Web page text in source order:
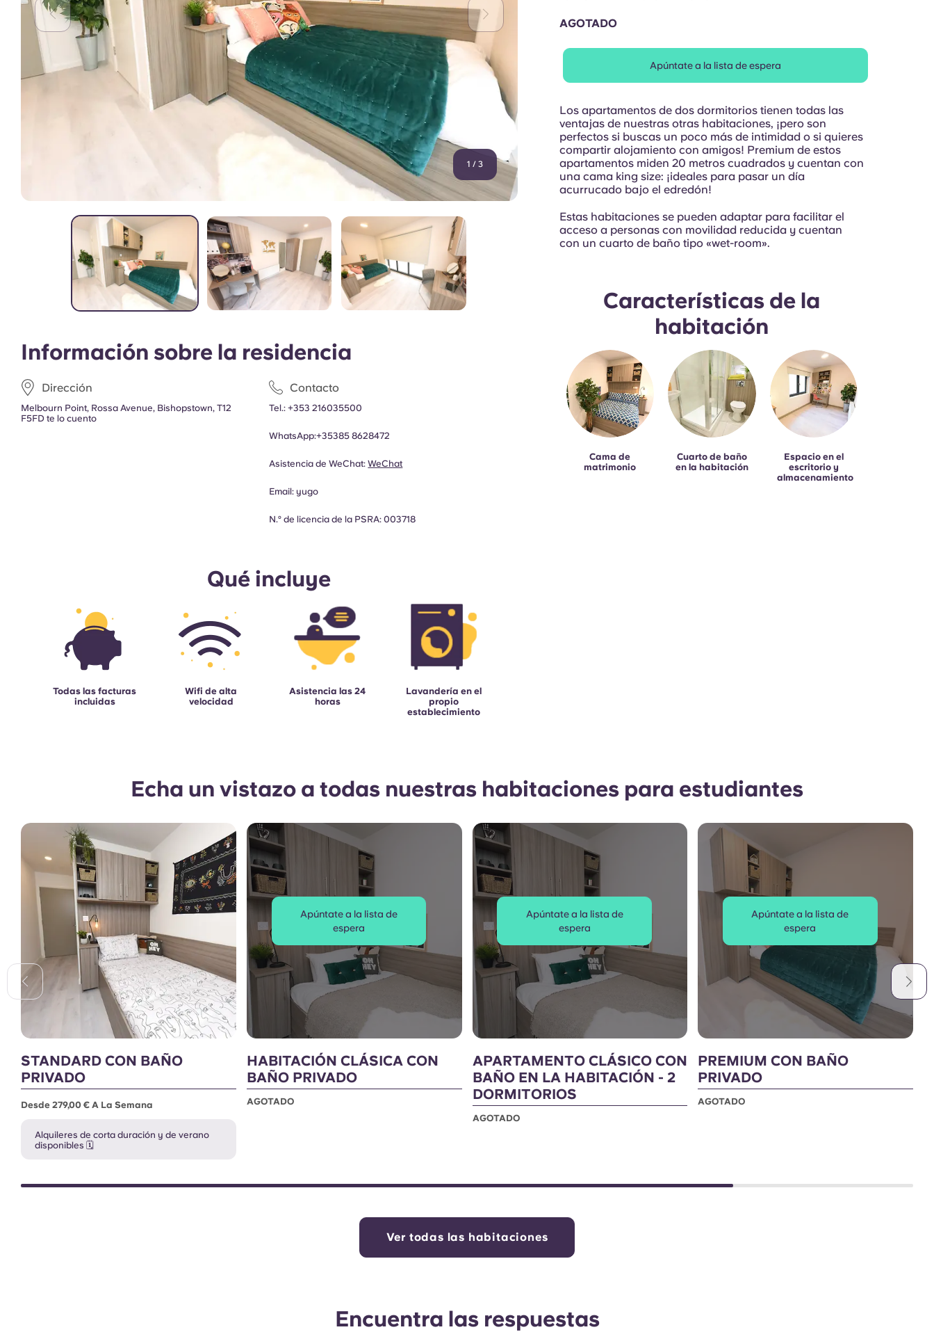
1 / 3
Información sobre la residencia
Dirección
Melbourn Point, Rossa Avenue, Bishopstown, T12
F5FD te lo cuento
Contacto
Tel.:+353 216035500
WhatsApp:+35385 8628472
Asistencia de WeChat:WeChat
Email: yugo
N.º de licencia de la PSRA: 003718
Qué incluye
Todas las facturas
incluidas
Wifi de alta
velocidad
Asistencia las 24
horas
Lavandería en el
propio
establecimiento
AGOTADO
Apúntate a la lista de espera
Los apartamentos de dos dormitorios tienen todas las
ventajas de nuestras otras habitaciones, ¡pero son
perfectos si buscas un poco más de intimidad o si quieres
compartir alojamiento con amigos! Premium de estos
apartamentos miden 20 metros cuadrados y cuentan con
una cama king size: ¡ideales para pasar un día
acurrucado bajo el edredón!
Estas habitaciones se pueden adaptar para facilitar el
acceso a personas con movilidad reducida y cuentan
con un cuarto de baño tipo «wet-room».
Características de la
habitación
Cama de
matrimonio
Cuarto de baño
en la habitación
Espacio en el
escritorio y
almacenamiento
Echa un vistazo a todas nuestras habitaciones para estudiantes
STANDARD CON BAÑO
PRIVADO
Desde 279,00 € A La Semana
Alquileres de corta duración y de verano
disponibles 🗓️
Apúntate a la lista de
espera
HABITACIÓN CLÁSICA CON
BAÑO PRIVADO
AGOTADO
Apúntate a la lista de
espera
APARTAMENTO CLÁSICO CON
BAÑO EN LA HABITACIÓN - 2
DORMITORIOS
AGOTADO
Apúntate a la lista de
espera
PREMIUM CON BAÑO
PRIVADO
AGOTADO
Ver todas las habitaciones
Encuentra las respuestas